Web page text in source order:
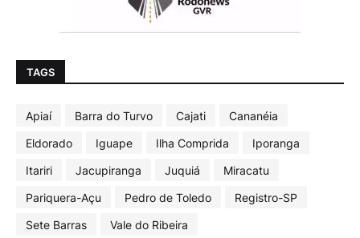
TAGS
Apiaí Barra do Turvo Cajati
Cananéia
Eldorado
Iguape Ilha Comprida
Iporanga
Itariri
Jacupiranga Juquiá
Miracatu
Pariquera-Açu
Pedro de Toledo
Registro-SP
Sete Barras
Vale do Ribeira